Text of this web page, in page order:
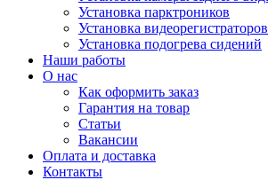
Установка парктроников
Установка видеорегистраторов
Установка подогрева сидений
Наши работы
О нас
Как оформить заказ
Гарантия на товар
Статьи
Вакансии
Оплата и доставка
Контакты